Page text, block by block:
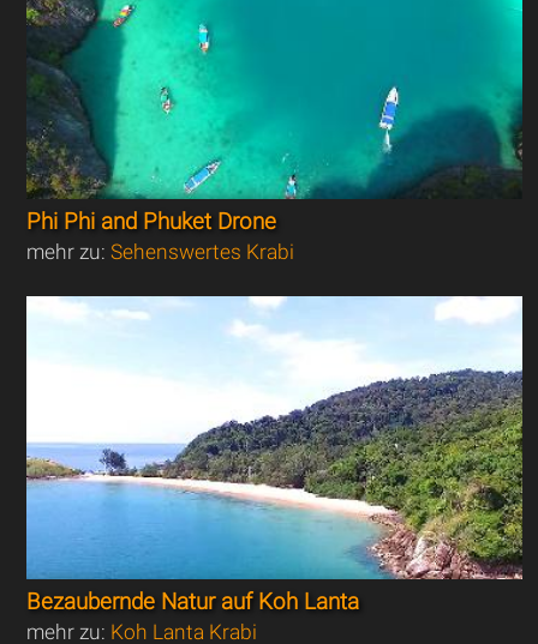
Phi Phi and Phuket Drone
mehr zu:Sehenswertes Krabi
Bezaubernde Natur auf Koh Lanta
mehr zu: Koh Lanta Krabi